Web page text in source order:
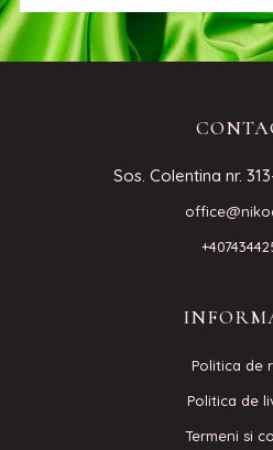
Sos. Colentina nr.
Politica de
Politica de
Termeni si